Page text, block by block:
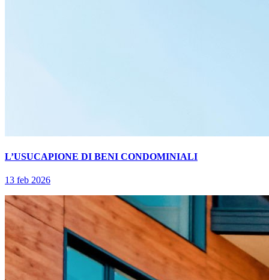
L’USUCAPIONE DI BENI CONDOMINIALI
13 feb 2026